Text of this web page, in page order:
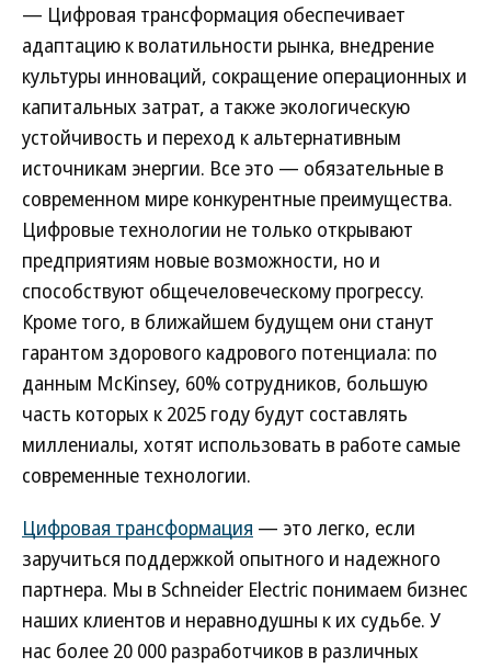
— Цифровая трансформация обеспечивает
адаптацию к волатильности рынка, внедрение
культуры инноваций, сокращение операционных и
капитальных затрат, а также экологическую
устойчивость и переход к альтернативным
источникам энергии. Все это — обязательные в
современном мире конкурентные преимущества.
Цифровые технологии не только открывают
предприятиям новые возможности, но и
способствуют общечеловеческому прогрессу.
Кроме того, в ближайшем будущем они станут
гарантом здорового кадрового потенциала: по
данным McKinsey, 60% сотрудников, большую
часть которых к 2025 году будут составлять
миллениалы, хотят использовать в работе самые
современные технологии.
Цифровая трансформация — это легко, если
заручиться поддержкой опытного и надежного
партнера. Мы в Schneider Electric понимаем бизнес
наших клиентов и неравнодушны к их судьбе. У
нас более 20 000 разработчиков в различных